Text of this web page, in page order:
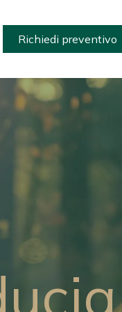
Richiedi preventivo